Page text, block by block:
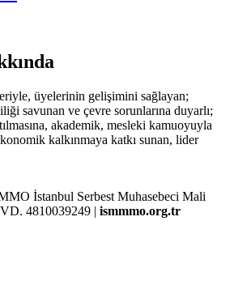
üyelerinin gelişimini sağlayan;
savunan ve çevre sorunlarına duyarlı;
akademik, mesleki kamuoyuyla
kalkınmaya katkı sunan, lider
İstanbul Serbest Muhasebeci Mali
4810039249 | ismmmo.org.tr